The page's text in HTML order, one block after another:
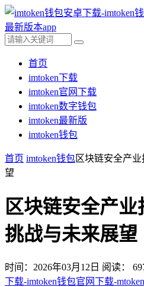
首页
imtoken下载
imtoken官网下载
imtoken数字钱包
imtoken最新版
imtoken钱包
首页 imtoken钱包区块链安全产
望
区块链安全产业
挑战与未来展望
时间：2026年03月12日 阅读：
下载-imtoken钱包官网下载-